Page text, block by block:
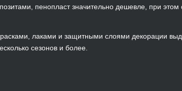
пенопласт значительно дешевле, при этом
лаками и защитными слоями декорации
сезонов и более.